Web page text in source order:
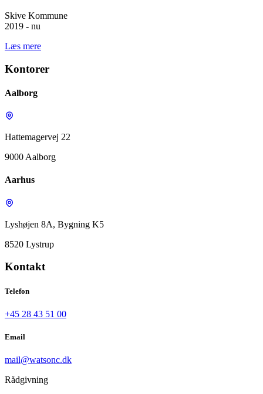
Skive Kommune
2019 - nu
Læs mere
Kontorer
Aalborg
Hattemagervej 22
9000 Aalborg
Aarhus
Lyshøjen 8A, Bygning K5
8520 Lystrup
Kontakt
Telefon
+45 28 43 51 00
Email
mail@watsonc.dk
Rådgivning